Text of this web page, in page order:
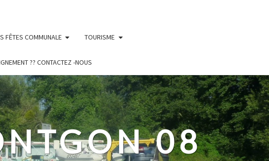
FÊTES COMMUNALE TOURISME
?? CONTACTEZ -NOUS
08